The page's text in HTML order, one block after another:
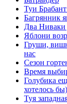
Туи
Багрянник
Два Ниваки
Яблони
Груши,
нас
Сезон
Время
Голубика
хотелось
Туя